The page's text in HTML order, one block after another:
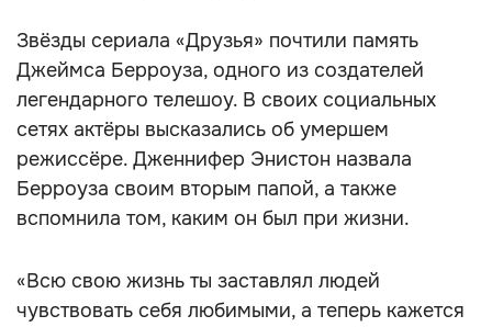
Звёзды сериала «Друзья» почтили память
Джеймса Берроуза, одного из создателей
легендарного телешоу. В своих социальных
сетях актёры высказались об умершем
режиссёре. Дженнифер Энистон назвала
Берроуза своим вторым папой, а также
вспомнила том, каким он был при жизни.
«Всю свою жизнь ты заставлял людей
чувствовать себя любимыми, а теперь кажется